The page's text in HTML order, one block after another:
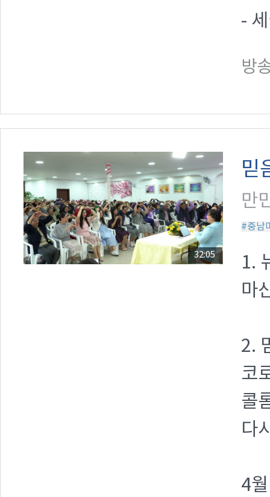
-
방
32:05
믿
만
#중남
1.
마
2.
코
콜
다
4